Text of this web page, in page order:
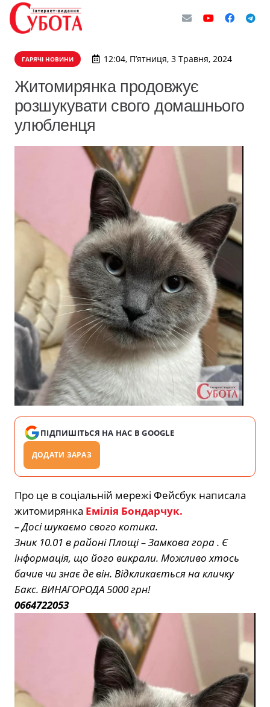
ГАРЯЧІ НОВИНИ 12:04, П’ятниця, 3 Травня, 2024
Житомирянка продовжує
розшукувати свого домашнього
улюбленця
ПІДПИШІТЬСЯ НА НАС В GOOGLE
ДОДАТИ ЗАРАЗ
Про це в соціальній мережі Фейсбук написала
житомирянка Емілія Бондарчук.
– Досі шукаємо свого котика.
Зник 10.01 в районі Площі – Замкова гора . Є
інформація, що його викрали. Можливо хтось
бачив чи знає де він. Відкликається на кличку
Бакс. ВИНАГОРОДА 5000 грн!
0664722053